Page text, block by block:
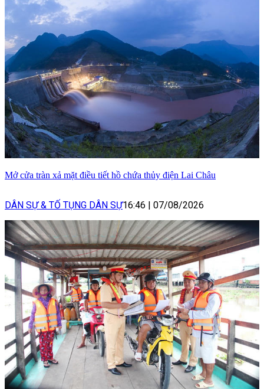
Mở cửa tràn xả mặt điều tiết hồ chứa thủy điện Lai Châu
DÂN SỰ & TỐ TỤNG DÂN SỰ16:46 07/08/2026